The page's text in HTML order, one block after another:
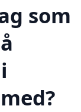
som